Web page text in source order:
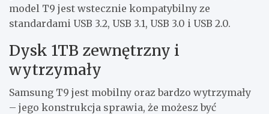
model T9 jest wstecznie kompatybilny ze
standardami USB 3.2, USB 3.1, USB 3.0 i USB 2.0.
Dysk 1TB zewnętrzny i
wytrzymały
Samsung T9 jest mobilny oraz bardzo wytrzymały
– jego konstrukcja sprawia, że możesz być